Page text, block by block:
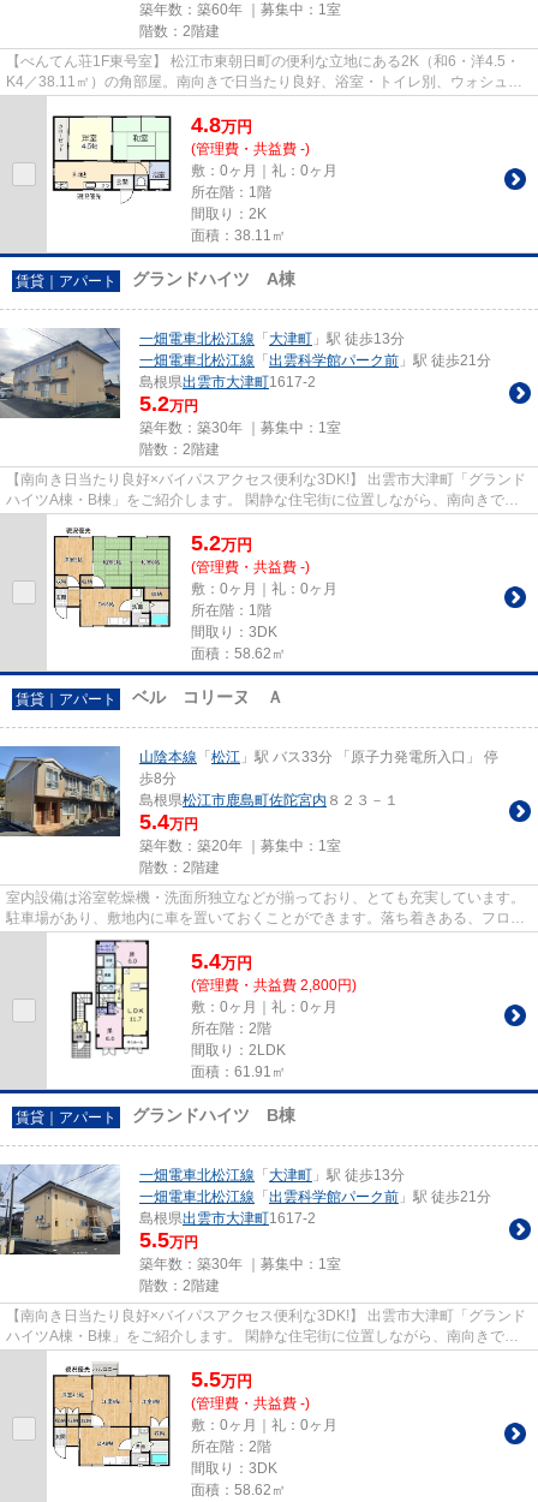
築年数：築60年 ｜募集中： 1室
階数：2階建
【べんてん荘1F東号室】 松江市東朝日町の便利な立地にある2K（和6・洋4.5・
K4／38.11㎡）の角部屋。南向きで日当たり良好、浴室・トイレ別、ウォシュレ
4.8万円
(管理費・共益費 -)
敷：0ヶ月｜礼：0ヶ月
所在階：1階
間取り：2K
面積：38.11㎡
賃貸｜アパート グランドハイツ A棟
一畑電車北松江線 「 大津町 」駅 徒歩13分
一畑電車北松江線 「 出雲科学館パーク前 」駅 徒歩21分
島根県出雲市大津町1617-2
5.2万円
築年数：築30年 ｜募集中： 1室
階数：2階建
【南向き日当たり良好×バイパスアクセス便利な3DK!】 出雲市大津町「グランド
ハイツA棟・B棟」をご紹介します。 閑静な住宅街に位置しながら、南向きで日
5.2万円
(管理費・共益費 -)
敷：0ヶ月｜礼：0ヶ月
所在階：1階
間取り：3DK
面積：58.62㎡
賃貸｜アパート ベル コリーヌ Ａ
山陰本線 「 松江 」駅 バス33分 「原子力発電所入口」 停
歩8分
島根県松江市鹿島町佐陀宮内 ８２３－１
5.4万円
築年数：築20年 ｜募集中： 1室
階数：2階建
室内設備は浴室乾燥機・洗面所独立などが揃っており、とても充実しています。
駐車場があり、敷地内に車を置いておくことができます。落ち着きある、フロー
リング張りのアパートとなっ...
5.4万円
(管理費・共益費 2,800円)
敷：0ヶ月｜礼：0ヶ月
所在階：2階
間取り：2LDK
面積：61.91㎡
賃貸｜アパート グランドハイツ B棟
一畑電車北松江線 「 大津町 」駅 徒歩13分
一畑電車北松江線 「 出雲科学館パーク前 」駅 徒歩21分
島根県出雲市大津町1617-2
5.5万円
築年数：築30年 ｜募集中： 1室
階数：2階建
【南向き日当たり良好×バイパスアクセス便利な3DK!】 出雲市大津町「グランド
ハイツA棟・B棟」をご紹介します。 閑静な住宅街に位置しながら、南向きで日
5.5万円
(管理費・共益費 -)
敷：0ヶ月｜礼：0ヶ月
所在階：2階
間取り：3DK
面積：58.62㎡